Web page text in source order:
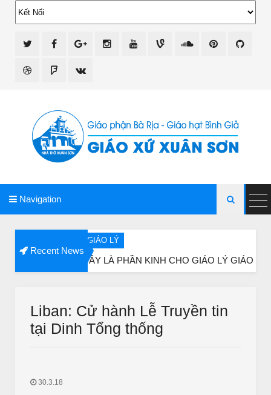
Navigation 
Recent News
ĐÂY LÀ PHẦN KINH CHO GIÁO LÝ GIÁO PHẬN VINH
22 Thường Niên năm B Audio Suy Niệm Mỗi
Liban: Cử hành Lễ Truyền tin
tại Dinh Tổng thống
30.3.18